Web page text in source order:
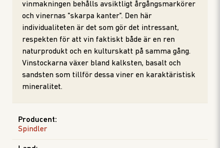
vinmakningen behålls avsiktligt årgångsmarkörer
och vinernas "skarpa kanter". Den här
individualiteten är det som gör det intressant,
respekten för att vin faktiskt både är en ren
naturprodukt och en kulturskatt på samma gång.
Vinstockarna växer bland kalksten, basalt och
sandsten som tillför dessa viner en karaktäristisk
mineralitet.
Producent:
Spindler